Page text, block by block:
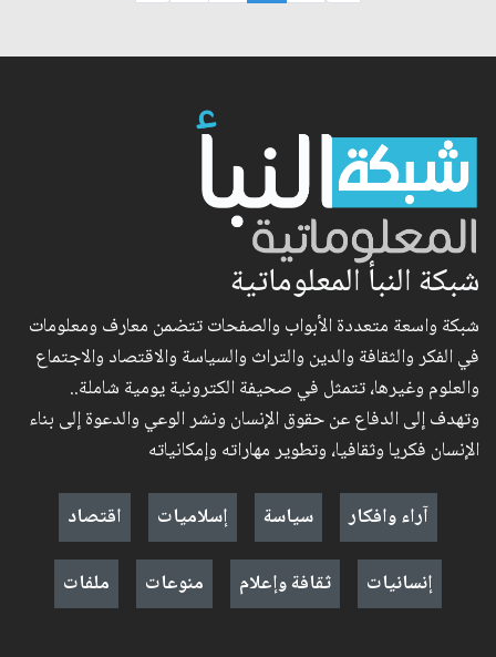
شبكة النبأ المعلوماتية
شبكة واسعة متعددة الأبواب والصفحات تتضمن معارف ومعلومات
في الفكر والثقافة والدين والتراث والسياسة والاقتصاد والاجتماع
والعلوم وغيرها، تتمثل في صحيفة الكترونية يومية شاملة..
وتهدف إلى الدفاع عن حقوق الإنسان ونشر الوعي والدعوة إلى بناء
الإنسان فكريا وثقافيا، وتطوير مهاراته وإمكانياته
آراء وافكار
سياسة إسلاميات
اقتصاد
إنسانيات
ثقافة وإعلام منوعات ملفات